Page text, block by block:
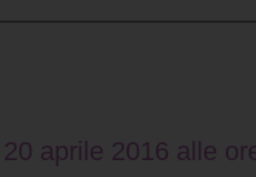
20 aprile 2016 alle